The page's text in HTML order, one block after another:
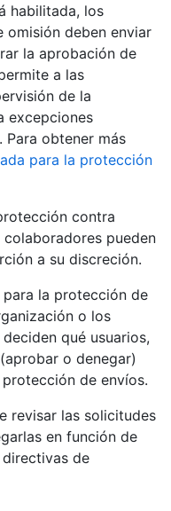
habilitada, los
omisión deben enviar
la aprobación de
a las
de la
excepciones
Para obtener más
para la protección
contra
pueden
a su discreción.
la protección de
o los
qué usuarios,
o denegar)
de envíos.
revisar las solicitudes
en función de
de